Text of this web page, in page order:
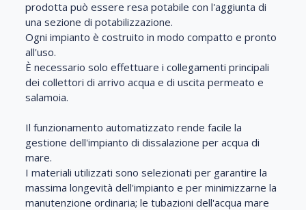
prodotta può essere resa potabile con l'aggiunta di
una sezione di potabilizzazione.
Ogni impianto è costruito in modo compatto e pronto
all'uso.
È necessario solo effettuare i collegamenti principali
dei collettori di arrivo acqua e di uscita permeato e
salamoia.
Il funzionamento automatizzato rende facile la
gestione dell'impianto di dissalazione per acqua di
mare.
I materiali utilizzati sono selezionati per garantire la
massima longevità dell'impianto e per minimizzarne la
manutenzione ordinaria; le tubazioni dell'acqua mare